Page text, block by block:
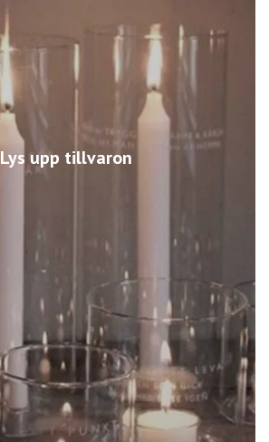
Lys upp tillvaron